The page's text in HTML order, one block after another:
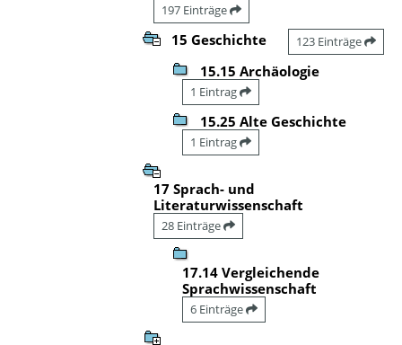
197 Einträge
15 Geschichte 123 Einträge
15.15 Archäologie
1 Eintrag
15.25 Alte Geschichte
1 Eintrag
17 Sprach- und
Literaturwissenschaft
28 Einträge
17.14 Vergleichende
Sprachwissenschaft
6 Einträge